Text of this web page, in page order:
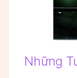
Những